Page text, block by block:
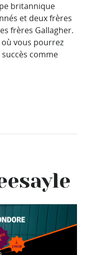
britannique
et deux frères
frères Gallagher.
vous pourrez
comme